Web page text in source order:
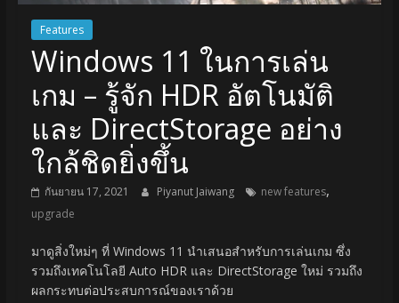
Features
Windows 11 ในการเล่น
เกม – รู้จัก HDR อัตโนมัติ
และ DirectStorage อย่าง
ใกล้ชิดยิ่งขึ้น
กันยายน 17, 2021 Piyanut Jaiwang new features,
upgrade
มาดูสิ่งใหม่ๆ ที่ Windows 11 นำเสนอสำหรับการเล่นเกม ซึ่ง
รวมถึงเทคโนโลยี Auto HDR และ DirectStorage ใหม่ รวมถึง
ผลกระทบต่อประสบการณ์ของเราด้วย